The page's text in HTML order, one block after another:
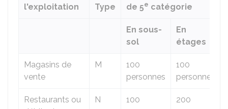
l'exploitation
Type
de 5e catégorie
En sous-
sol
En
étages
Magasins de
vente
M
100
personnes
100
personnes
Restaurants ou
N
100
200